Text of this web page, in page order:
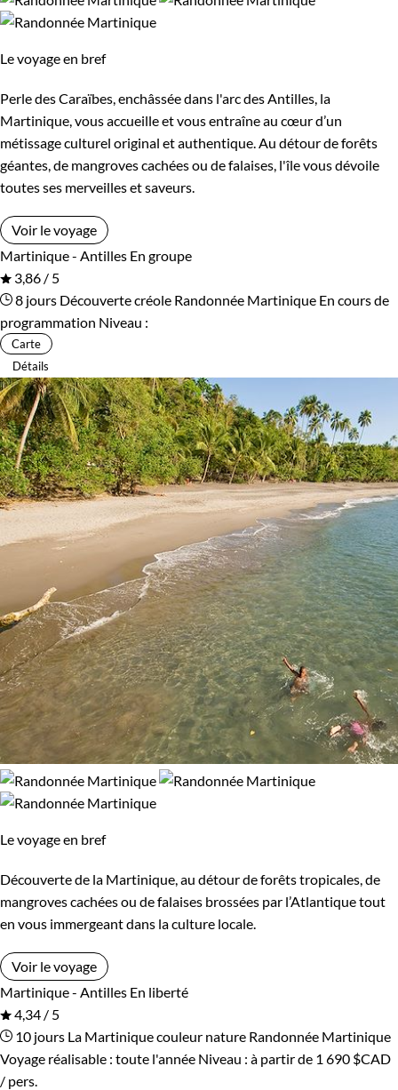
élégantes maisons de planteurs cachées au milieu d'une mer
secrets de la fabrication du rhum. Appréciez donc sans
modération cette terre des Caraïbes, à laquelle les couleurs
lumineuses et la généreuse végétation ont valu le doux
surnom d' « île aux fleurs ».
Bon à savoir sur les formalités :
Vous pouvezvoyager en Martinique sans passeport.
Guide de voyage Martinique
Semi-itinérant En étoile
Le voyage en bref
Perle des Caraïbes, enchâssée dans l'arc des Antilles, la
Martinique, vous accueille et vous entraîne au cœur d’un
métissage culturel original et authentique. Au détour de forêts
géantes, de mangroves cachées ou de falaises, l'île vous dévoile
toutes ses merveilles et saveurs.
Voir le voyage
Martinique - Antilles En groupe
3,86 / 5
8 jours Découverte créole Randonnée Martinique En cours de
programmation Niveau :
Carte
Détails
Le voyage en bref
Découverte de la Martinique, au détour de forêts tropicales, de
mangroves cachées ou de falaises brossées par l’Atlantique tout
en vous immergeant dans la culture locale.
Voir le voyage
Martinique - Antilles En liberté
4,34 / 5
10 jours La Martinique couleur nature Randonnée Martinique
Voyage réalisable : toute l'année Niveau : à partir de 1 690 $CAD
/ pers.